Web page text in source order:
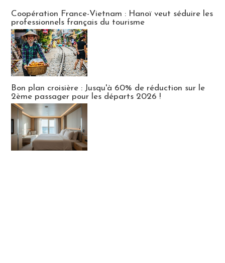
Coopération France-Vietnam : Hanoï veut séduire les
professionnels français du tourisme
Bon plan croisière : Jusqu'à 60% de réduction sur le
2ème passager pour les départs 2026 !